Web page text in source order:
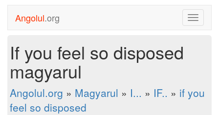
Toggle
Angolul.org
If you feel so disposed
magyarul
Angolul.org » Magyarul » I... » IF.. » if you
feel so disposed